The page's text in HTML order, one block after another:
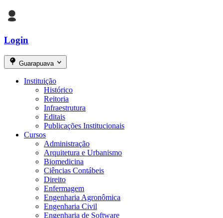
Login
Guarapuava
Instituição
Histórico
Reitoria
Infraestrutura
Editais
Publicações Institucionais
Cursos
Administração
Arquitetura e Urbanismo
Biomedicina
Ciências Contábeis
Direito
Enfermagem
Engenharia Agronômica
Engenharia Civil
Engenharia de Software